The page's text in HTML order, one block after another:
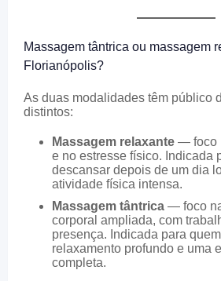
Massagem tântrica ou massagem
Florianópolis?
As duas modalidades têm público
distintos:
Massagem relaxante — foco
e no estresse físico. Indicada
descansar depois de um dia
atividade física intensa.
Massagem tântrica — foco
corporal ampliada, com
presença. Indicada para
relaxamento profundo e uma
completa.